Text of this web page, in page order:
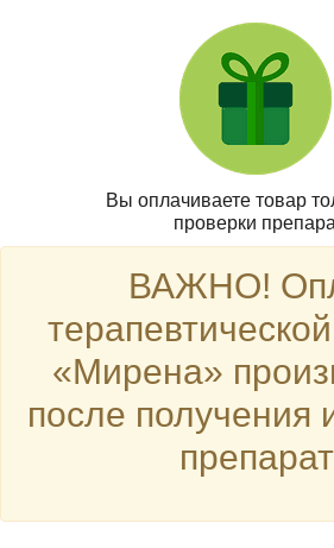
Вы оплачиваете товар
проверки
ВАЖНО!
«Мирена»
после получения